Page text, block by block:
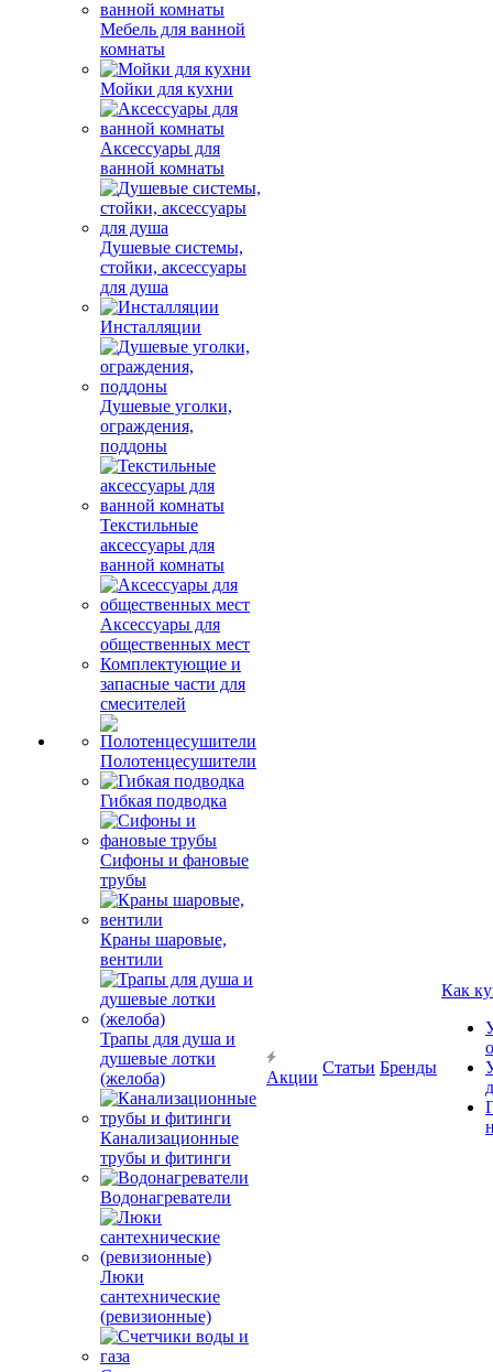
Мебель для ванной
комнаты
Мойки для кухни
Аксессуары для
ванной комнаты
Душевые системы,
стойки, аксессуары
для душа
Инсталляции
Душевые уголки,
ограждения,
поддоны
Текстильные
аксессуары для
ванной комнаты
Аксессуары для
общественных мест
Комплектующие и
запасные части для
смесителей
Полотенцесушители
Гибкая подводка
Сифоны и фановые
трубы
Краны шаровые,
вентили
Трапы для душа и
душевые лотки
(желоба)
Канализационные
трубы и фитинги
Водонагреватели
Люки
сантехнические
(ревизионные)
Акции
Статьи Бренды
Как